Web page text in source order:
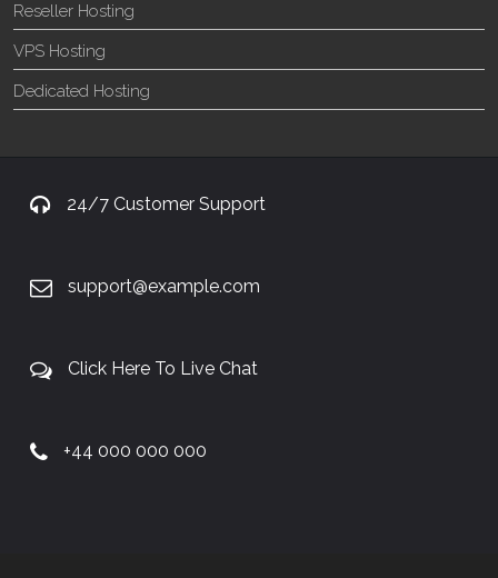
Reseller Hosting
VPS Hosting
Dedicated Hosting
24/7 Customer Support
support@example.com
Click Here To Live Chat
+44 000 000 000